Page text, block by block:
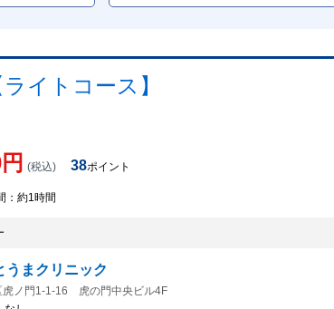
イトコース】
円 (税込) 38ポイント
：約1時間
うまクリニック
虎ノ門1-1-16 虎の門中央ビル4F